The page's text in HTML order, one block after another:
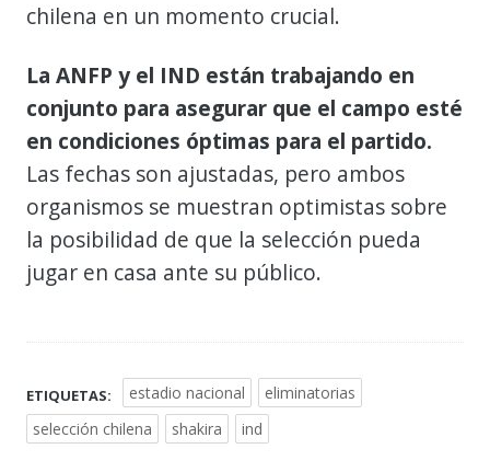
chilena en un momento crucial.
La ANFP y el IND están trabajando en
conjunto para asegurar que el campo esté
en condiciones óptimas para el partido.
Las fechas son ajustadas, pero ambos
organismos se muestran optimistas sobre
la posibilidad de que la selección pueda
jugar en casa ante su público.
ETIQUETAS: estadio nacional
eliminatorias
selección chilena
shakira ind